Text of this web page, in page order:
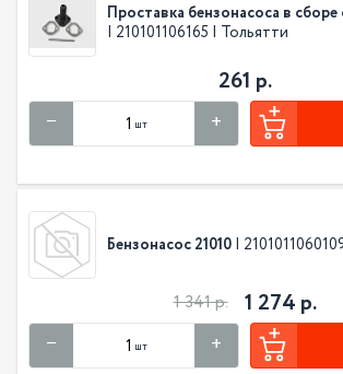
Проставка бензонасоса в
| 210101106165 | Тольятти
261 р.
шт
Бензонасос 21010 |
1 341 р. 1 274 р.
шт